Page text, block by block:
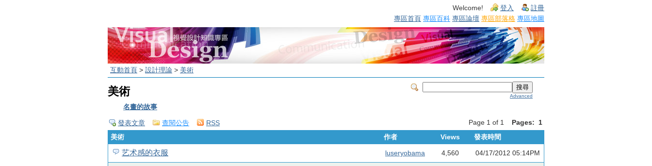
Welcome! 登入 註冊
專區首頁 專區百科 專區論壇 專區部落格 專區地圖
互動首頁 > 設計理論 > 美術
Advanced
美術
名畫的故事
Page 1 of 1 Pages: 1
發表文章 查閱公告
RSS
美術
作者 Views 發表時間
艺术感的衣服 luseryobama 4,560 04/17/2012 05:14PM